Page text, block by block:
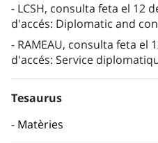
LCSH, consulta feta el 12
d'accés: Diplomatic and
RAMEAU, consulta feta el
d'accés: Service
Tesaurus
Matèries